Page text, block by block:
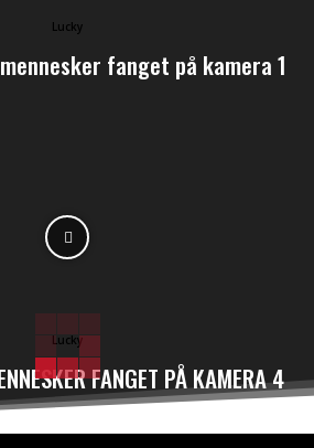
Lucky
fanget på kamera 1
Lucky
FANGET PÅ KAMERA 4